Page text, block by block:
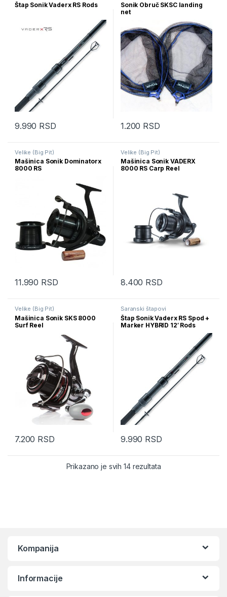
Štap Sonik Vaderx RS Rods
9.990 RSD
Ovaj proizvod ima više varijanti. Opcije mogu biti izabrane na
Sonik Obruč SKSC landing
net
1.200 RSD
Ovaj proizvod ima više
Velike (Big Pit)
Mašinica Sonik Dominatorx
8000 RS
11.990 RSD
Velike (Big Pit)
Mašinica Sonik VADERX
8000 RS Carp Reel
8.400 RSD
Velike (Big Pit)
Mašinica Sonik SKS 8000
Surf Reel
7.200 RSD
Šaranski štapovi
Štap Sonik Vaderx RS Spod +
Marker HYBRID 12′ Rods
9.990 RSD
Prikazano je svih 14 rezultataSortirano po
Kompanija
Informacije